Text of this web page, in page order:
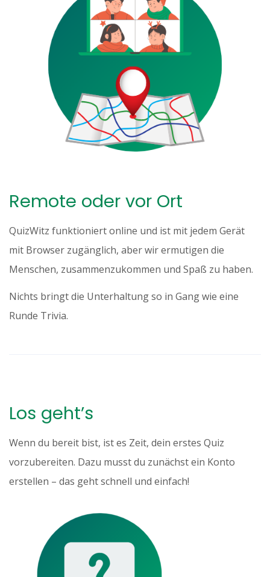
Remote oder vor Ort
QuizWitz funktioniert online und ist mit jedem Gerät
mit Browser zugänglich, aber wir ermutigen die
Menschen, zusammenzukommen und Spaß zu haben.
Nichts bringt die Unterhaltung so in Gang wie eine
Runde Trivia.
Los geht’s
Wenn du bereit bist, ist es Zeit, dein erstes Quiz
vorzubereiten. Dazu musst du zunächst ein Konto
erstellen – das geht schnell und einfach!